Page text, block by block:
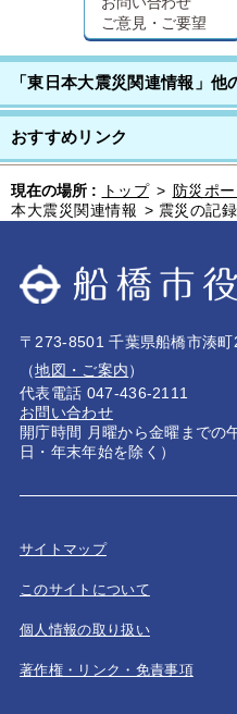
ご意見・ご要望
「東日本大震災関連情報」他
おすすめリンク
現在の場所 : トップ > 防災ポ
本大震災関連情報 > 震災の記録
〒273-8501 千葉県船橋市湊
（地図・ご案内）
代表電話 047-436-2111
お問い合わせ
開庁時間 月曜から金曜までの
日・年末年始を除く）
サイトマップ
このサイトについて
個人情報の取り扱い
著作権・リンク・免責事項